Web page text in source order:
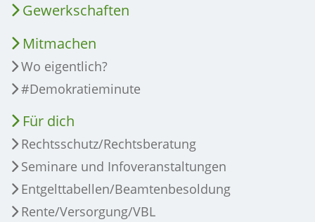
Gewerkschaften
Mitmachen
Wo eigentlich?
#Demokratieminute
Für dich
Rechtsschutz/Rechtsberatung
Seminare und Infoveranstaltungen
Entgelttabellen/Beamtenbesoldung
Rente/Versorgung/VBL